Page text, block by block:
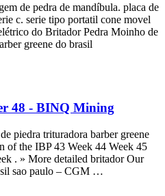
de pedra de mandíbula. placa de
c. serie tipo portatil cone movel
do Britador Pedra Moinho de
greene do brasil
48 - BINQ Mining
piedra trituradora barber greene
the IBP 43 Week 44 Week 45
. » More detailed britador Our
sao paulo – CGM …